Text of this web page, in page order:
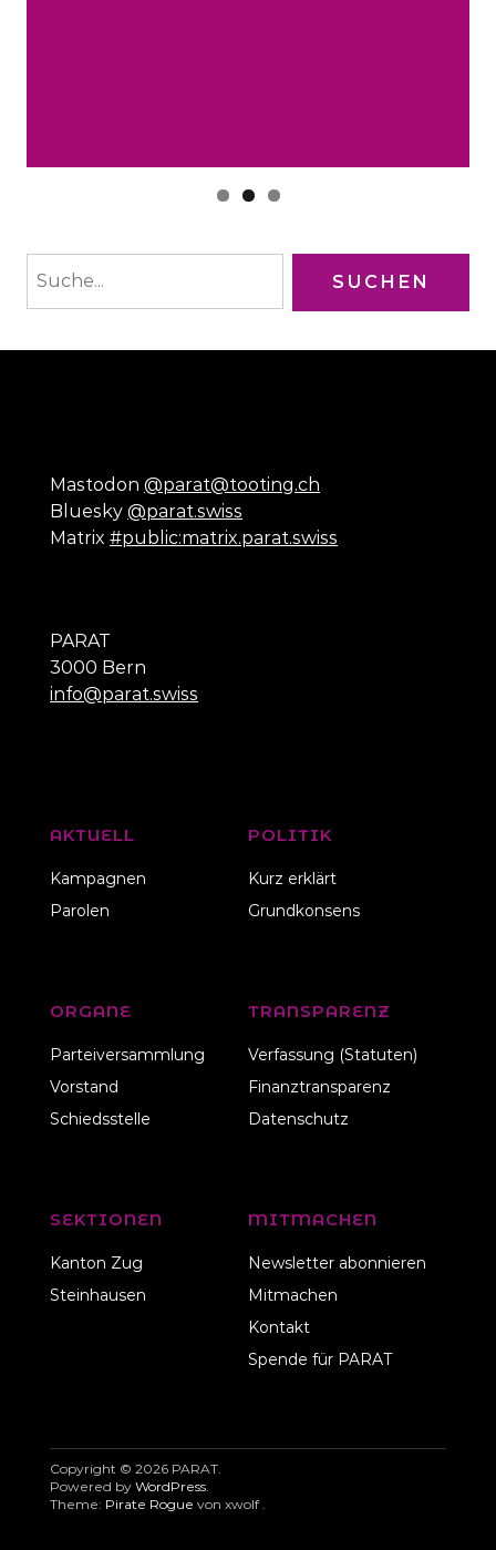
Mastodon@parat@tooting.ch
Bluesky@parat.swiss
Matrix#public:matrix.parat.swiss
PARAT
3000 Bern
info@parat.swiss
AKTUELL
Kampagnen
Parolen
POLITIK
Kurz erklärt
Grundkonsens
ORGANE
Parteiversammlung
Vorstand
Schiedsstelle
TRANSPARENZ
Verfassung (Statuten)
Finanztransparenz
Datenschutz
SEKTIONEN
Kanton Zug
Steinhausen
MITMACHEN
Newsletter abonnieren
Mitmachen
Kontakt
Spende für PARAT
Copyright © 2026 PARAT
Powered byWordPress
Theme: Pirate Rogue von xwolf